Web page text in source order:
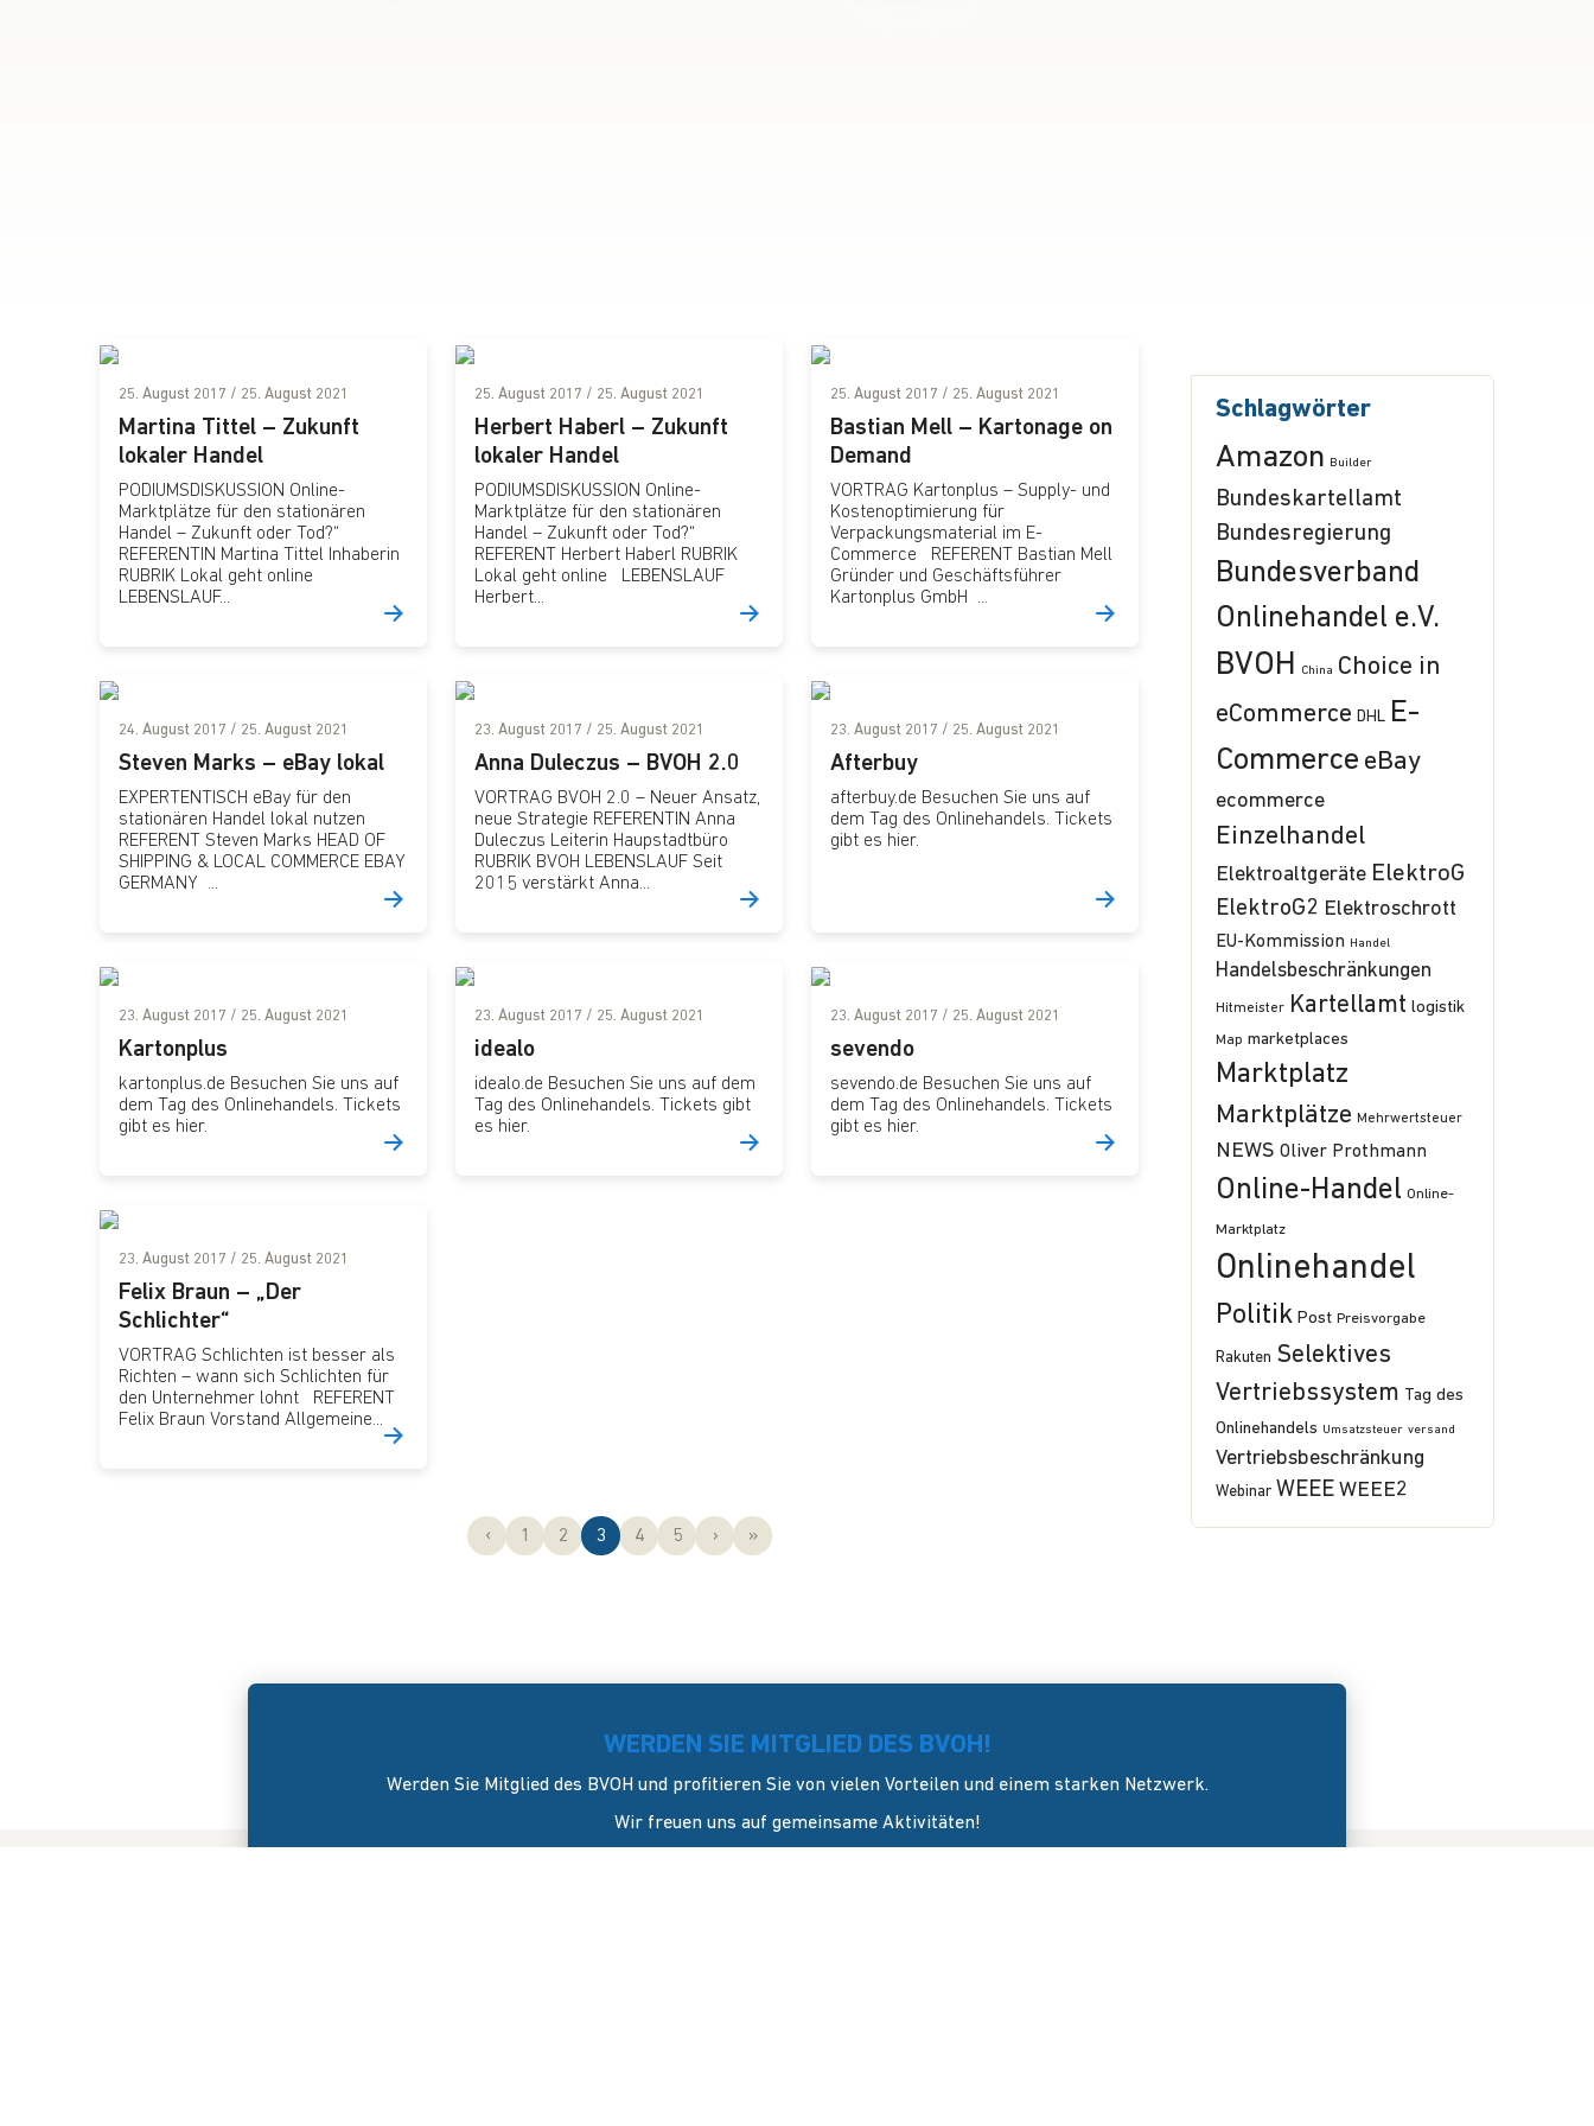
25. August 2017 / 25. August 2021
Martina Tittel – Zukunft
lokaler Handel
PODIUMSDISKUSSION Online-
Marktplätze für den stationären
Handel – Zukunft oder Tod?“
REFERENTIN Martina Tittel Inhaberin
RUBRIK Lokal geht online
LEBENSLAUF...
25. August 2017 / 25. August 2021
Herbert Haberl – Zukunft
lokaler Handel
PODIUMSDISKUSSION Online-
Marktplätze für den stationären
Handel – Zukunft oder Tod?“
REFERENT Herbert Haberl RUBRIK
Lokal geht online LEBENSLAUF
Herbert...
25. August 2017 / 25. August 2021
Bastian Mell – Kartonage on
Demand
VORTRAG Kartonplus – Supply- und
Kostenoptimierung für
Verpackungsmaterial im E-
Commerce REFERENT Bastian Mell
Gründer und Geschäftsführer
Kartonplus GmbH ...
24. August 2017 / 25. August 2021
Steven Marks – eBay lokal
EXPERTENTISCH eBay für den
stationären Handel lokal nutzen
REFERENT Steven Marks HEAD OF
SHIPPING & LOCAL COMMERCE EBAY
GERMANY ...
23. August 2017 / 25. August 2021
Anna Duleczus – BVOH 2.0
VORTRAG BVOH 2.0 – Neuer Ansatz,
neue Strategie REFERENTIN Anna
Duleczus Leiterin Haupstadtbüro
RUBRIK BVOH LEBENSLAUF Seit
2015 verstärkt Anna...
23. August 2017 / 25. August 2021
Afterbuy
afterbuy.de Besuchen Sie uns auf
dem Tag des Onlinehandels. Tickets
gibt es hier.
23. August 2017 / 25. August 2021
Kartonplus
kartonplus.de Besuchen Sie uns auf
dem Tag des Onlinehandels. Tickets
gibt es hier.
23. August 2017 / 25. August 2021
idealo
idealo.de Besuchen Sie uns auf dem
Tag des Onlinehandels. Tickets gibt
es hier.
23. August 2017 / 25. August 2021
sevendo
sevendo.de Besuchen Sie uns auf
dem Tag des Onlinehandels. Tickets
gibt es hier.
23. August 2017 / 25. August 2021
Felix Braun – „Der
Schlichter“
VORTRAG Schlichten ist besser als
Richten – wann sich Schlichten für
den Unternehmer lohnt REFERENT
Felix Braun Vorstand Allgemeine...
‹ Seite
1 Seite
2 Aktuelle Seite
3 Seite
4 Seite
5 › »
Schlagwörter
Amazon Builder
Bundeskartellamt
Bundesregierung
Bundesverband
Onlinehandel e.V.
BVOH China Choice in
eCommerce DHL E-
Commerce eBay
ecommerce
Einzelhandel
Elektroaltgeräte ElektroG
ElektroG2 Elektroschrott
EU-Kommission Handel
Handelsbeschränkungen
Hitmeister Kartellamt logistik
Map marketplaces
Marktplatz
Marktplätze Mehrwertsteuer
NEWS Oliver Prothmann
Online-Handel Online-
Marktplatz
Onlinehandel
Politik Post Preisvorgabe
Rakuten Selektives
Vertriebssystem Tag des
Onlinehandels Umsatzsteuer versand
Vertriebsbeschränkung
Webinar WEEE WEEE2
WERDEN SIE MITGLIED DES BVOH!
Werden Sie Mitglied des BVOH und profitieren Sie von vielen Vorteilen und einem starken Netzwerk.
Wir freuen uns auf gemeinsame Aktivitäten!